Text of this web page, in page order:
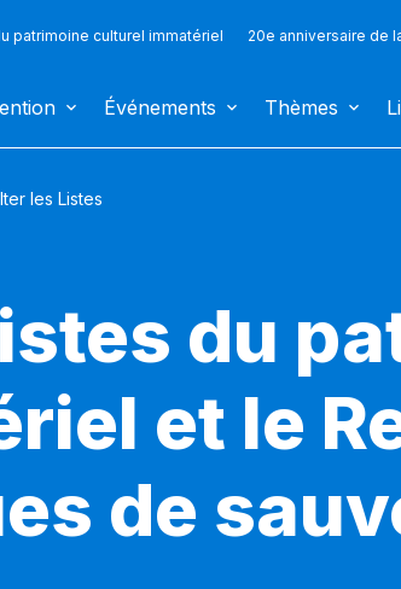
patrimoine culturel immatériel 20e anniversaire de
Événements Thèmes
les Listes
du
et le
de